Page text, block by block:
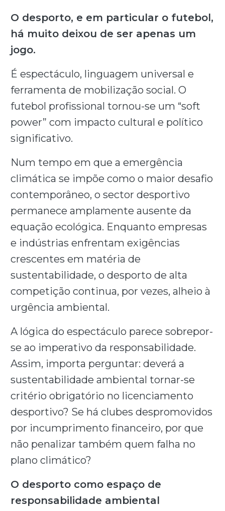
O desporto, e em particular o futebol,
há muito deixou de ser apenas um
jogo.
É espectáculo, linguagem universal e
ferramenta de mobilização social. O
futebol profissional tornou-se um “soft
power” com impacto cultural e político
significativo.
Num tempo em que a emergência
climática se impõe como o maior desafio
contemporâneo, o sector desportivo
permanece amplamente ausente da
equação ecológica. Enquanto empresas
e indústrias enfrentam exigências
crescentes em matéria de
sustentabilidade, o desporto de alta
competição continua, por vezes, alheio à
urgência ambiental.
A lógica do espectáculo parece sobrepor-
se ao imperativo da responsabilidade.
Assim, importa perguntar: deverá a
sustentabilidade ambiental tornar-se
critério obrigatório no licenciamento
desportivo? Se há clubes despromovidos
por incumprimento financeiro, por que
não penalizar também quem falha no
plano climático?
O desporto como espaço de
responsabilidade ambiental